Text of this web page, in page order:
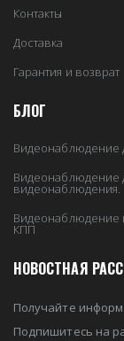
Контакты
Доставка
Гарантия и возврат
БЛОГ
Видеонаблюдение
Видеонаблюдение
видеонаблюдения.
Видеонаблюдение
КПП
НОВОСТНАЯ
Получайте
Подпишитесь на